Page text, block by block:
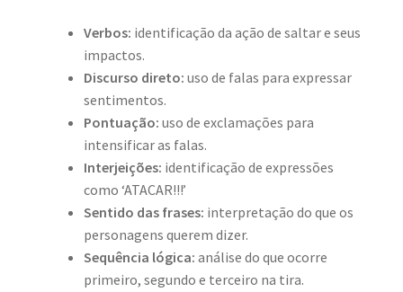
Verbos: identificação da ação de saltar e seus
impactos.
Discurso direto: uso de falas para expressar
sentimentos.
Pontuação: uso de exclamações para
intensificar as falas.
Interjeições: identificação de expressões
como ‘ATACAR!!!’
Sentido das frases: interpretação do que os
personagens querem dizer.
Sequência lógica: análise do que ocorre
primeiro, segundo e terceiro na tira.